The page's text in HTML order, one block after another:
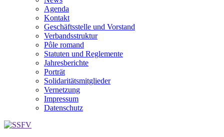
Agenda
Kontakt
Geschäftsstelle und Vorstand
Verbandsstruktur
Pôle romand
Statuten und Reglemente
Jahresberichte
Porträt
Solidaritätsmitglieder
Vernetzung
Impressum
Datenschutz